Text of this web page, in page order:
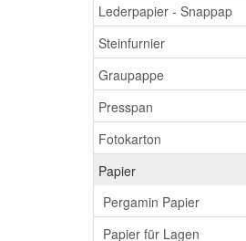
Lederpapier - Snappap
Steinfurnier
Graupappe
Presspan
Fotokarton
Papier
Pergamin Papier
Papier für Lagen